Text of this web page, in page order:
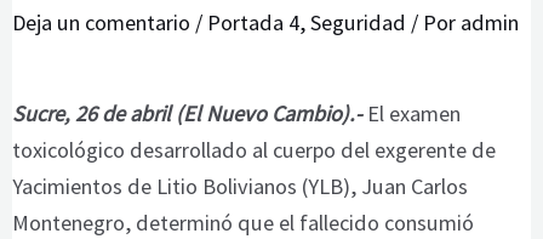
Deja un comentario / Portada 4,Seguridad / Por admin
Sucre, 26 de abril (El Nuevo Cambio).- El examen
toxicológico desarrollado al cuerpo del exgerente de
Yacimientos de Litio Bolivianos (YLB), Juan Carlos
Montenegro, determinó que el fallecido consumió